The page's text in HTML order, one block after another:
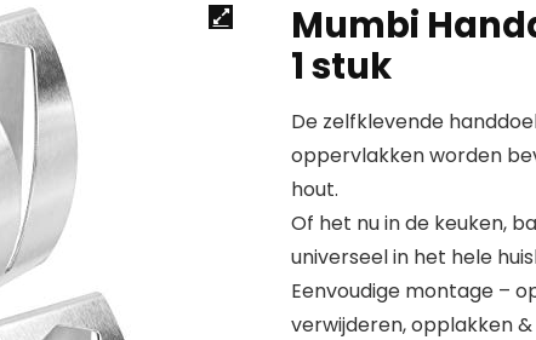
Mumbi
1 stuk
De zelfklevende
oppervlakken worden
hout.
Of het nu in de keuken,
universeel in het hele
Eenvoudige montage –
verwijderen, opplakken